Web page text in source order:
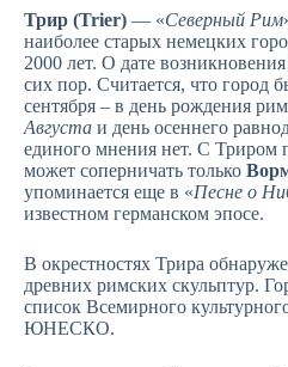
Трир (Trier) — «Северный Рим
наиболее старых немецких
2000 лет. О дате
сих пор. Считается, что город
сентября – в день рождения
Августа и день осеннего
единого мнения нет. С Триром
может соперничать только
упоминается еще в «Песне о
известном германском эпосе.
В окрестностях Трира
древних римских скульптур.
список Всемирного
ЮНЕСКО.